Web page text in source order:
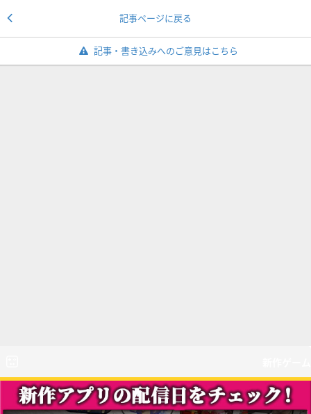
記事ページに戻る
記事・書き込みへのご意見はこちら